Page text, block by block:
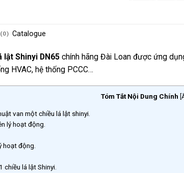
(0) Catalogue
lật Shinyi DN65 chính hãng Đài Loan được ứng
HVAC, hệ thống PCCC…
Tóm Tắt Nội Dung Chính
van một chiều lá lật shinyi.
lý hoạt động.
hoạt động.
chiều lá lật Shinyi.